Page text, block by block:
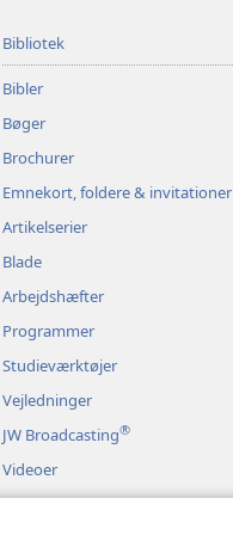
Bibliotek
Bibler
Bøger
Brochurer
Emnekort, foldere & invitationer
Artikelserier
Blade
Arbejdshæfter
Programmer
Studieværktøjer
Vejledninger
JW Broadcasting®
Videoer
Musik